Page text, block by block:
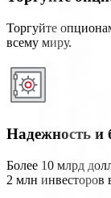
Торгуйте
всему миру.
Надежность и
Более 10 млрд
2 млн инвесторов